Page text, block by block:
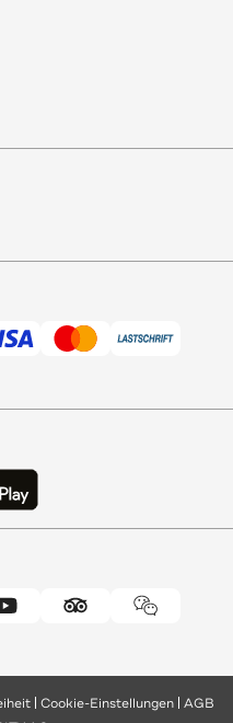
Cookie-Einstellungen AGB